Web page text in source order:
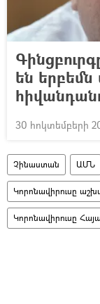
են
30 հոկտեմբերի
Չինաստան ԱՄՆ
Կորոնավիրուսը
Կորոնավիրուսը